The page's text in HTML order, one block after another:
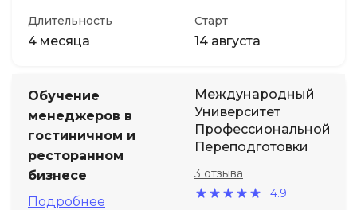
Длительность
4 месяца
Старт
14 августа
Обучение
менеджеров в
гостиничном и
ресторанном
бизнесе
Подробнее
Международный
Университет
Профессиональной
Переподготовки
4.9
3 отзыва